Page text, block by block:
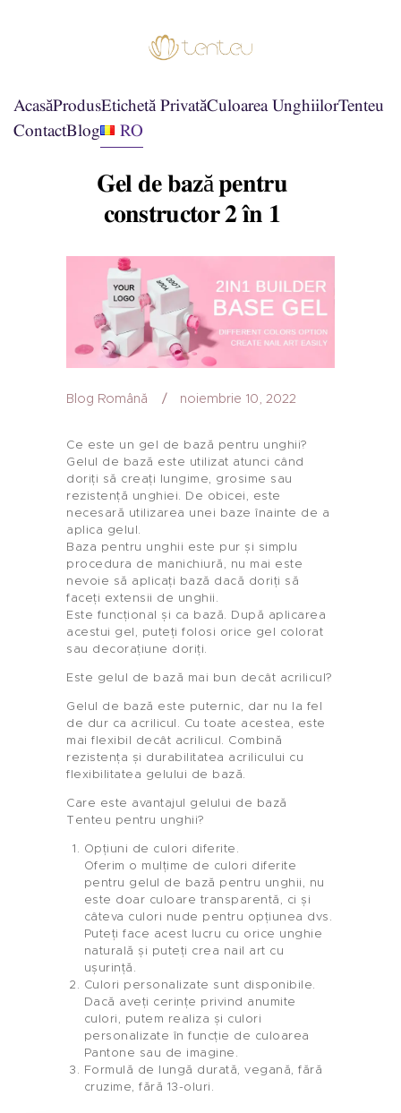
AcasăProdusEtichetă PrivatăCuloarea UnghiilorTenteu
ContactBlog RO
Gel de bază pentru
constructor 2 în 1
Acasă
Produs
Etichetă Privată
Blog Română noiembrie 10, 2022
Ce este un gel de bază pentru unghii?
Gelul de bază este utilizat atunci când
doriți să creați lungime, grosime sau
rezistență unghiei. De obicei, este
necesară utilizarea unei baze înainte de a
aplica gelul.
Baza pentru unghii este pur și simplu
procedura de manichiură, nu mai este
nevoie să aplicați bază dacă doriți să
faceți extensii de unghii.
Este funcțional și ca bază. După aplicarea
acestui gel, puteți folosi orice gel colorat
sau decorațiune doriți.
Este gelul de bază mai bun decât acrilicul?
Gelul de bază este puternic, dar nu la fel
de dur ca acrilicul. Cu toate acestea, este
mai flexibil decât acrilicul. Combină
rezistența și durabilitatea acrilicului cu
flexibilitatea gelului de bază.
Care este avantajul gelului de bază
Tenteu pentru unghii?
Opțiuni de culori diferite.
Oferim o mulțime de culori diferite
pentru gelul de bază pentru unghii, nu
este doar culoare transparentă, ci și
câteva culori nude pentru opțiunea dvs.
Puteți face acest lucru cu orice unghie
naturală și puteți crea nail art cu
ușurință.
Culori personalizate sunt disponibile.
Dacă aveți cerințe privind anumite
culori, putem realiza și culori
personalizate în funcție de culoarea
Pantone sau de imagine.
Formulă de lungă durată, vegană, fără
cruzime, fără 13-oluri.